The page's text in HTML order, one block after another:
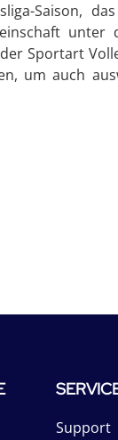
Saison,
unter
Sportart
um auch
Support